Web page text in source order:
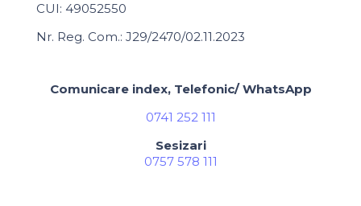
CUI: 49052550
Nr. Reg. Com.: J29/2470/02.11.2023
Comunicare index, Telefonic/ WhatsApp
0741 252 111
Sesizari
0757 578 111